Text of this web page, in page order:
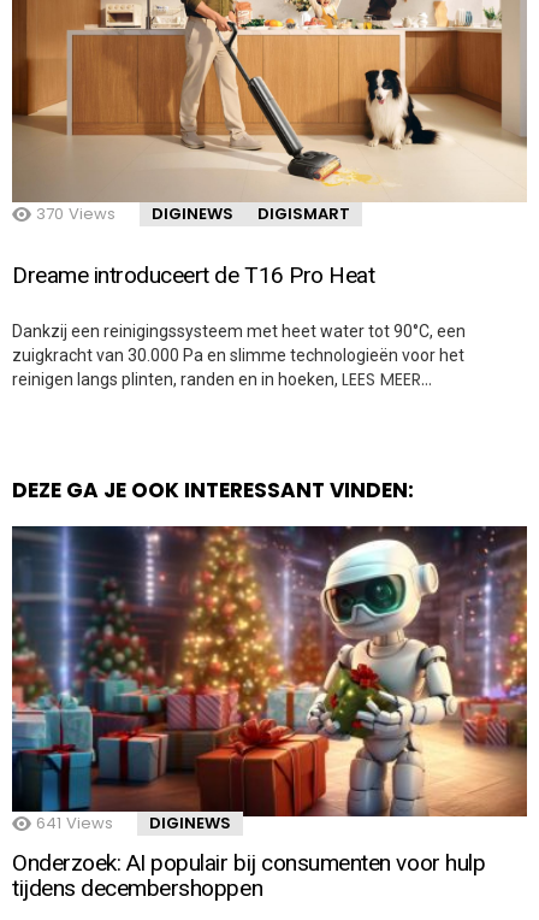
370 Views DIGINEWS DIGISMART
Dreame introduceert de T16 Pro Heat
Dankzij een reinigingssysteem met heet water tot 90°C, een
zuigkracht van 30.000 Pa en slimme technologieën voor het
reinigen langs plinten, randen en in hoeken, LEES MEER…
DEZE GA JE OOK INTERESSANT VINDEN:
641 Views DIGINEWS
Onderzoek: AI populair bij consumenten voor hulp
tijdens decembershoppen